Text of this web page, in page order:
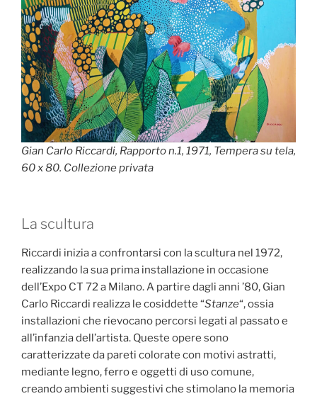
Gian Carlo Riccardi, Rapporto n.1, 1971, Tempera su tela,
60 x 80. Collezione privata
La scultura
Riccardi inizia a confrontarsi con la scultura nel 1972,
realizzando la sua prima installazione in occasione
dell’Expo CT 72 a Milano. A partire dagli anni ’80, Gian
Carlo Riccardi realizza le cosiddette “Stanze“, ossia
installazioni che rievocano percorsi legati al passato e
all’infanzia dell’artista. Queste opere sono
caratterizzate da pareti colorate con motivi astratti,
mediante legno, ferro e oggetti di uso comune,
creando ambienti suggestivi che stimolano la memoria